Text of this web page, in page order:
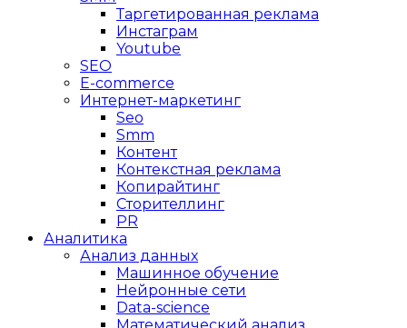
Таргетированная реклама
Инстаграм
Youtube
SEO
E-сommerce
Интернет-маркетинг
Seo
Smm
Контент
Контекстная реклама
Копирайтинг
Сторителлинг
PR
Аналитика
Анализ данных
Машинное обучение
Нейронные сети
Data-science